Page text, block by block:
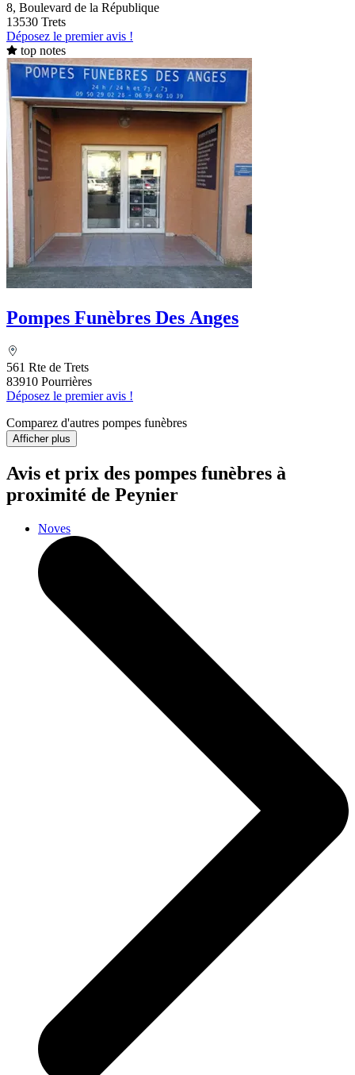
8, Boulevard de la République
13530 Trets
Déposez le premier avis !
top notes
Pompes Funèbres Des Anges
561 Rte de Trets
83910 Pourrières
Déposez le premier avis !
Comparez d'autres pompes funèbres
Afficher plus
Avis et prix des pompes funèbres à
proximité de Peynier
Noves